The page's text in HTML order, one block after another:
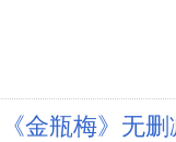
《金瓶梅》无删